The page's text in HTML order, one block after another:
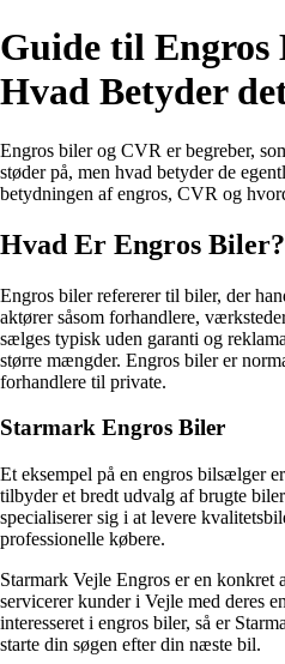
Guide til Engros
Hvad Betyder
Engros biler og CVR er begreber,
støder på, men hvad betyder de
betydningen af engros, CVR og
Hvad Er Engros Biler?
Engros biler refererer til biler, der
aktører såsom forhandlere,
sælges typisk uden garanti og
større mængder. Engros biler er
forhandlere til private.
Starmark Engros Biler
Et eksempel på en engros bilsælger
tilbyder et bredt udvalg af brugte
specialiserer sig i at levere
professionelle købere.
Starmark Vejle Engros er en konkret
servicerer kunder i Vejle med deres
interesseret i engros biler, så er
starte din søgen efter din næste bil.